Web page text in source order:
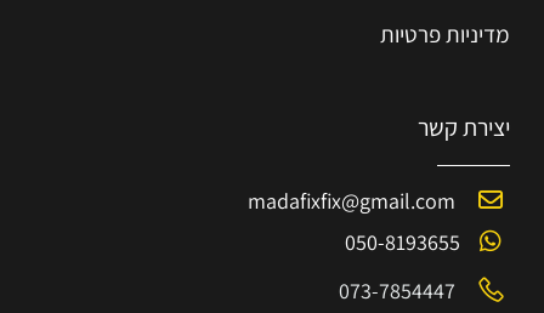
מדיניות פרטיות
יצירת קשר
madafixfix@gmail.com
050-8193655
073-7854447